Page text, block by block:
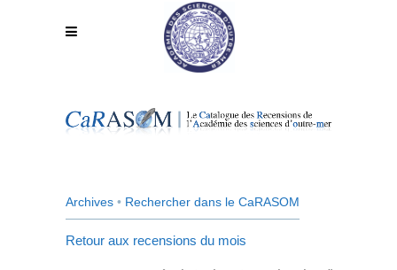
Archives • Rechercher dans le CaRASOM
Retour aux recensions du mois